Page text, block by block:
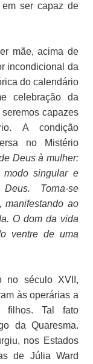
ser capaz de
mãe, acima de
incondicional da
do calendário
celebração da
capazes
A condição
no Mistério
Deus à mulher:
modo singular e
Torna-se
manifestando ao
O dom da vida
ventre de uma
no século XVII,
às operárias a
filhos. Tal fato
da Quaresma.
nos Estados
de Júlia Ward